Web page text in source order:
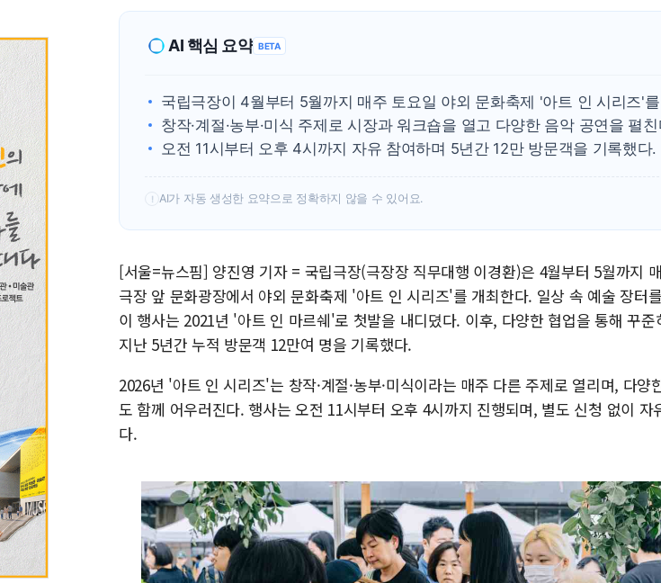
'
AI 핵심 요약 BETA
국립극장이 4월부터 5월까지 매주 토요일 야외 문화축제 '아트 인 시리즈'
창작·계절·농부·미식 주제로 시장과 워크숍을 열고 다양한 음악 공연을 펼친
오전 11시부터 오후 4시까지 자유 참여하며 5년간 12만 방문객을 기록했다.
! AI가 자동 생성한 요약으로 정확하지 않을 수 있어요.
[서울=뉴스핌] 양진영 기자 = 국립극장(극장장 직무대행 이경환)은 4월부터 5월까지
극장 앞 문화광장에서 야외 문화축제 '아트 인 시리즈'를 개최한다. 일상 속 예술 장터
이 행사는 2021년 '아트 인 마르쉐'로 첫발을 내디뎠다. 이후, 다양한 협업을 통해 꾸준
지난 5년간 누적 방문객 12만여 명을 기록했다.
2026년 '아트 인 시리즈'는 창작·계절·농부·미식이라는 매주 다른 주제로 열리며, 다양
도 함께 어우러진다. 행사는 오전 11시부터 오후 4시까지 진행되며, 별도 신청 없이 자
다.